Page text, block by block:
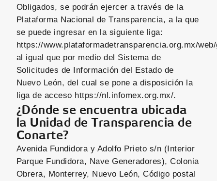
Obligados, se podrán ejercer a través de la
Plataforma Nacional de Transparencia, a la que
se puede ingresar en la siguiente liga:
https://www.plataformadetransparencia.org.mx/
al igual que por medio del Sistema de
Solicitudes de Información del Estado de
Nuevo León, del cual se pone a disposición la
liga de acceso https://nl.infomex.org.mx/.
¿Dónde se encuentra ubicada
la Unidad de Transparencia de
Conarte?
Avenida Fundidora y Adolfo Prieto s/n (Interior
Parque Fundidora, Nave Generadores), Colonia
Obrera, Monterrey, Nuevo León, Código postal